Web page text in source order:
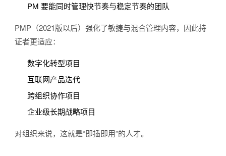
PM 要能同时管理快节奏与稳定节奏的团队
PMP（2021版以后）强化了敏捷与混合管理内容，因此持
证者更适应：
数字化转型项目
互联网产品迭代
跨组织协作项目
企业级长期战略项目
对组织来说，这就是“即插即用”的人才。